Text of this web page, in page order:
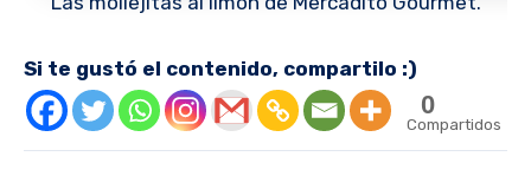
Si te gustó el contenido, compartilo :)
0
Compartidos